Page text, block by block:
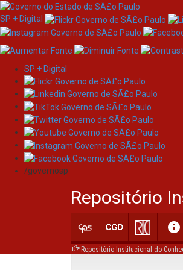
Skip
navigation
SP + Digital
SP + Digital
/governosp
Repositório
info
Repositório Institucional do
Browsing by